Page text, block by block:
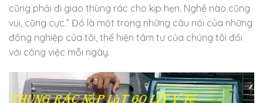
cũng phải đi giao thùng rác cho kịp hẹn. Nghề nào cũng
vui, cũng cực.” Đó là một trong những câu nói của những
đồng nghiệp của tôi, thể hiện tâm tư của chúng tôi đối
với công việc mỗi ngày.